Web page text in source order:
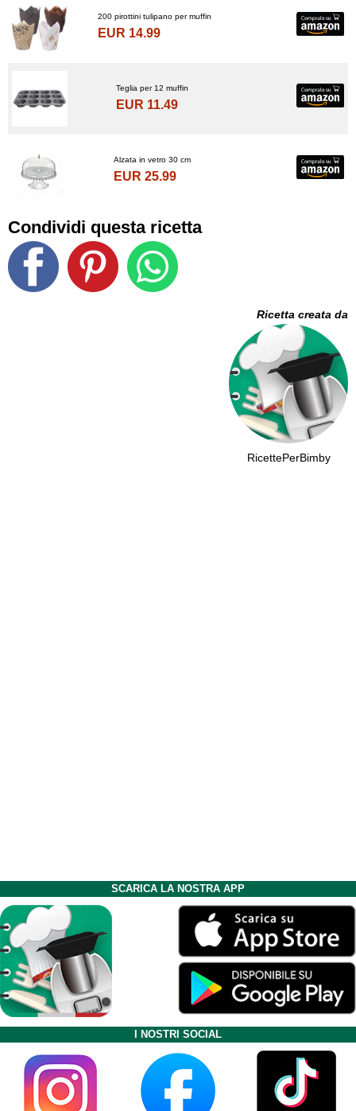
200 pirottini tulipano per muffin
EUR 14.99
Teglia per 12 muffin
EUR 11.49
Alzata in vetro 30 cm
EUR 25.99
Condividi questa ricetta
Ricetta creata da
RicettePerBimby
SCARICA LA NOSTRA APP
I NOSTRI SOCIAL